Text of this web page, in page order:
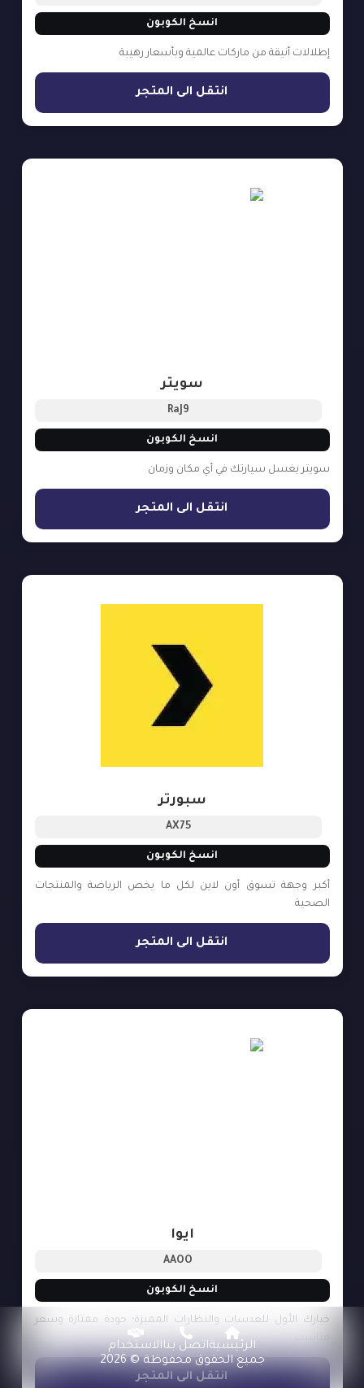
انسخ الكوبون
إطلالات أنيقة من ماركات عالمية وبأسعار رهيبة
انتقل الى المتجر
سويتر
RaJ9
انسخ الكوبون
سويتر يغسل سيارتك في أي مكان وزمان
انتقل الى المتجر
سبورتر
AX75
انسخ الكوبون
أكبر وجهة تسوق أون لاين لكل ما يخص الرياضة والمنتجات
الصحية
انتقل الى المتجر
ايوا
AAOO
انسخ الكوبون
خيارك الأول للعدسات والنظارات المميزة؛ جودة ممتازة وسعر
انتقل الى المتجر
الرئيسيةاتصل بناالاستخدام
جميع الحقوق محفوظة © 2026